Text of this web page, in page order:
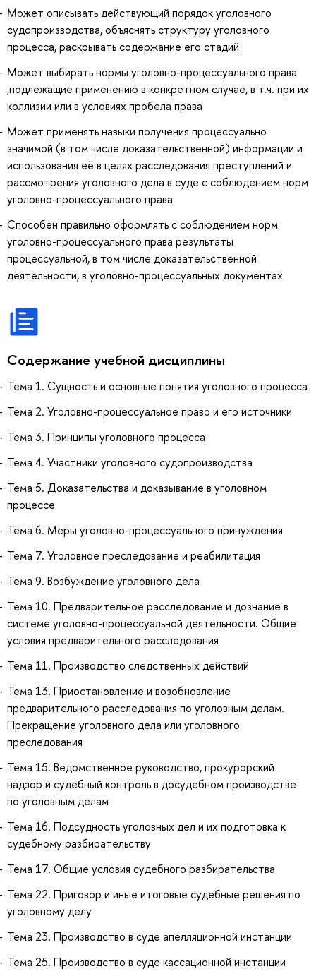
Может описывать действующий порядок уголовного
судопроизводства, объяснять структуру уголовного
процесса, раскрывать содержание его стадий
Может выбирать нормы уголовно-процессуального права
,подлежащие применению в конкретном случае, в т.ч. при их
коллизии или в условиях пробела права
Может применять навыки получения процессуально
значимой (в том числе доказательственной) информации и
использования её в целях расследования преступлений и
рассмотрения уголовного дела в суде с соблюдением норм
уголовно-процессуального права
Способен правильно оформлять с соблюдением норм
уголовно-процессуального права результаты
процессуальной, в том числе доказательственной
деятельности, в уголовно-процессуальных документах
Содержание учебной дисциплины
Тема 1. Сущность и основные понятия уголовного процесса
Тема 2. Уголовно-процессуальное право и его источники
Тема 3. Принципы уголовного процесса
Тема 4. Участники уголовного судопроизводства
Тема 5. Доказательства и доказывание в уголовном
процессе
Тема 6. Меры уголовно-процессуального принуждения
Тема 7. Уголовное преследование и реабилитация
Тема 9. Возбуждение уголовного дела
Тема 10. Предварительное расследование и дознание в
системе уголовно-процессуальной деятельности. Общие
условия предварительного расследования
Тема 11. Производство следственных действий
Тема 13. Приостановление и возобновление
предварительного расследования по уголовным делам.
Прекращение уголовного дела или уголовного
преследования
Тема 15. Ведомственное руководство, прокурорский
надзор и судебный контроль в досудебном производстве
по уголовным делам
Тема 16. Подсудность уголовных дел и их подготовка к
судебному разбирательству
Тема 17. Общие условия судебного разбирательства
Тема 22. Приговор и иные итоговые судебные решения по
уголовному делу
Тема 23. Производство в суде апелляционной инстанции
Тема 25. Производство в суде кассационной инстанции